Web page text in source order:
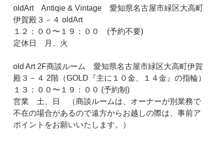
oldArt Antiqie & Vintage 愛知県名古屋市緑区大高町
伊賀殿３－４ oldArt
１２：００〜１９：００ (予約不要)
定休日 月、火
old Art 2F商談ルーム 愛知県名古屋市緑区大高町伊賀
殿３－４ 2階（GOLD『主に１０金、１４金』の指輪）
１３：００〜１９：００ (予約制)
営業 土、日 （商談ルームは、オーナーが別業務で
不在の場合があるので遠方からお越しの際は、事前ア
ポイントをお願いいたします。）